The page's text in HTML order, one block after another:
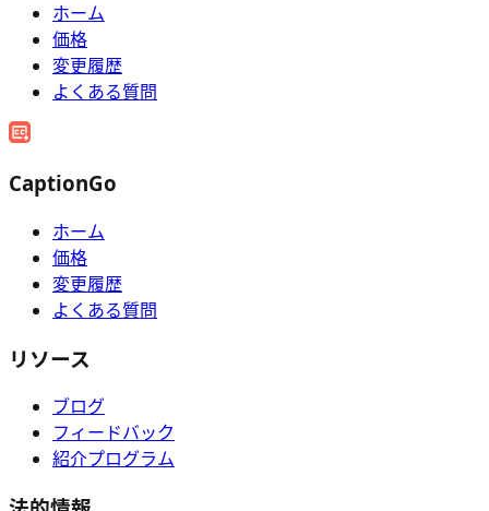
ホーム
価格
変更履歴
よくある質問
CaptionGo
ホーム
価格
変更履歴
よくある質問
リソース
ブログ
フィードバック
紹介プログラム